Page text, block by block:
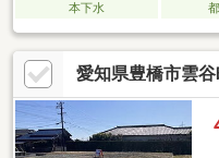
本下水
愛知県豊橋市雲